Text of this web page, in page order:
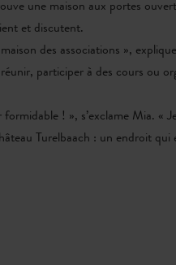
une maison aux portes
et discutent.
des associations »,
participer à des cours ou
formidable ! », s’exclame Mia. «
Turelbaach : un endroit